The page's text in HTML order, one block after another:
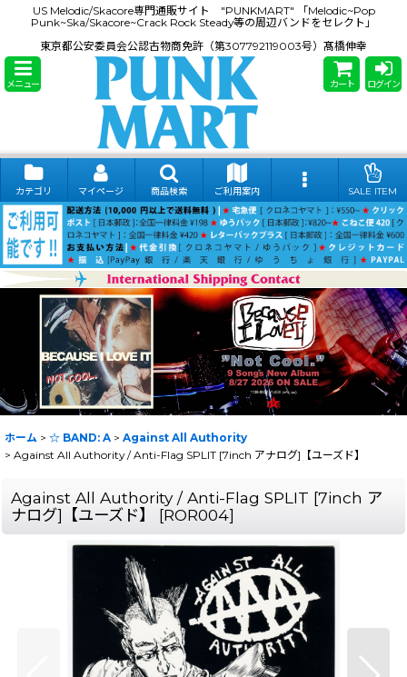
US Melodic/Skacore専門通販サイト "PUNKMART" 「Melodic~Pop
Punk~Ska/Skacore~Crack Rock Steady等の周辺バンドをセレクト」
東京都公安委員会公認古物商免許（第307792119003号）髙橋伸幸
メニュー カート ログイン
カテゴリ マイページ 商品検索 ご利用案内 SALE ITEM
ホーム > ☆ BAND: A > Against All Authority
> Against All Authority / Anti-Flag SPLIT [7inch アナログ]【ユーズド】
Against All Authority / Anti-Flag SPLIT [7inch ア
ナログ]【ユーズド】
[ROR004]